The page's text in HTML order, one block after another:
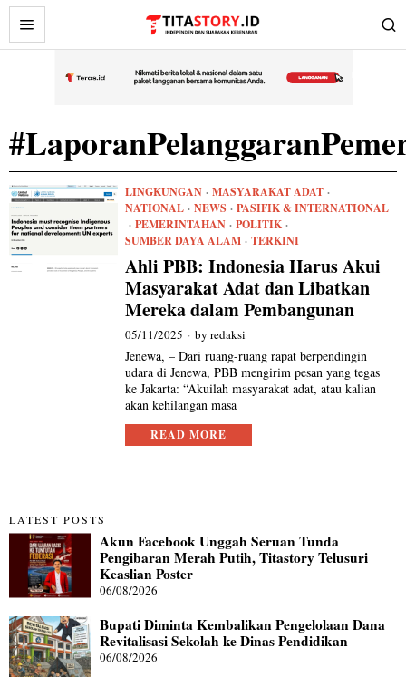
LINGKUNGAN · MASYARAKAT ADAT ·
NATIONAL · NEWS · PASIFIK & INTERNATIONAL
· PEMERINTAHAN · POLITIK ·
SUMBER DAYA ALAM · TERKINI
Ahli PBB: Indonesia Harus Akui
Masyarakat Adat dan Libatkan
Mereka dalam Pembangunan
05/11/2025 byredaksi
Jenewa, – Dari ruang-ruang rapat berpendingin
udara di Jenewa, PBB mengirim pesan yang tegas
ke Jakarta: “Akuilah masyarakat adat, atau kalian
akan kehilangan masa
READ MORE
LATEST POSTS
Akun Facebook Unggah Seruan Tunda
Pengibaran Merah Putih, Titastory Telusuri
Keaslian Poster
06/08/2026
Bupati Diminta Kembalikan Pengelolaan Dana
Revitalisasi Sekolah ke Dinas Pendidikan
06/08/2026